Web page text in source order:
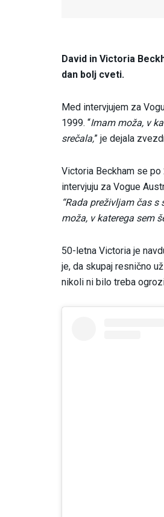
David in Victoria
dan bolj cveti.
Med intervjujem za
1999. “Imam moža, v
srečala,” je dejala
Victoria Beckham se
intervjuju za Vogue
“Rada preživljam čas
moža, v katerega sem
50-letna Victoria je
je, da skupaj resnično
nikoli ni bilo treba